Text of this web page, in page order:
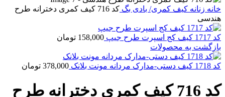
خانه زنانه کیف کمری/ بادی بگ
کد 716 کیف کمری دخترانه طرح
هندسی
کد 1717 کیف کج اسپرت طرح جیپ 158,000 تومان
بازگشت به محصولات
کد 1718 کیف دستی-مدارک مردانه مونت بلانک 378,000 تومان
کد 716 کیف کمری دخترانه طرح